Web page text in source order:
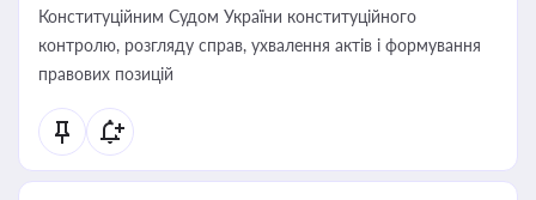
Конституційним Судом України конституційного
контролю, розгляду справ, ухвалення актів і формування
правових позицій